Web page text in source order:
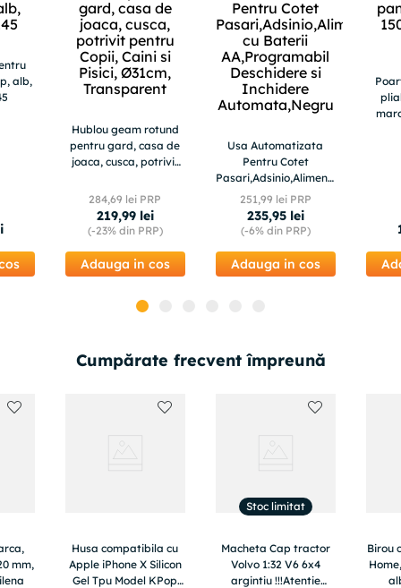
alb,
Hublou geam rotund
pentru gard, casa de
joaca, cusca, potrivit
Pisici, Ø31cm,
Transparent
284,69 lei PRP
219,99 lei
(-23%din PRP)
Adauga in cos
Usa Automatizata
Pentru Cotet
Pasari,Adsinio,Alimentata
cu Baterii
AA,Programabil
Deschidere si
Automata,Negru
251,99 lei PRP
235,95 lei
(-6%din PRP)
Adauga in cos
Cumpărate frecvent împreună
mm,
Husa compatibila cu
Apple iPhone X Silicon
Gel Tpu Model KPop
Stoc limitat
Macheta Cap tractor
Volvo 1:32 V6 6x4
argintiu !!!Atentie
Birou